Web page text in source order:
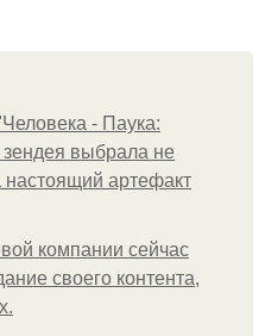
- Паука:
выбрала не
настоящий артефакт
компании сейчас
своего контента,